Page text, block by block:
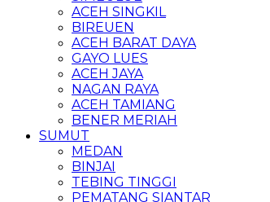
ACEH SINGKIL
BIREUEN
ACEH BARAT DAYA
GAYO LUES
ACEH JAYA
NAGAN RAYA
ACEH TAMIANG
BENER MERIAH
SUMUT
MEDAN
BINJAI
TEBING TINGGI
PEMATANG SIANTAR